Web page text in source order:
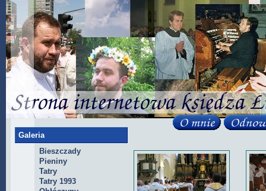
Galeria
Bieszczady
Pieniny
Tatry
Tatry 1993